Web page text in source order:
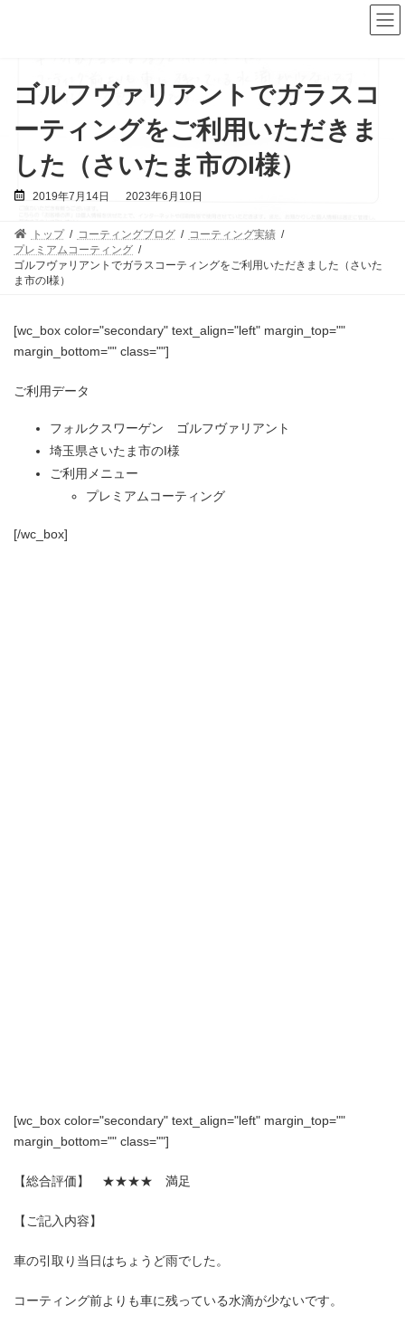
ゴルフヴァリアントでガラスコ
ーティングをご利用いただきま
した（さいたま市のI様）
2019年7月14日
最
日
時
:
2023年6月10日
トップ コーティングブログ
コーティング実績
プレミアムコーティング
ゴルフヴァリアントでガラスコーティングをご利用いただきました（さいた
ま市のI様）
[wc_box color="secondary" text_align="left" margin_top=""
margin_bottom="" class=""]
ご利用データ
フォルクスワーゲン ゴルフヴァリアント
埼玉県さいたま市のI様
ご利用メニュー
プレミアムコーティング
[/wc_box]
[wc_box color="secondary" text_align="left" margin_top=""
margin_bottom="" class=""]
【総合評価】 ★★★★ 満足
【ご記入内容】
車の引取り当日はちょうど雨でした。
コーティング前よりも車に残っている水滴が少ないです。